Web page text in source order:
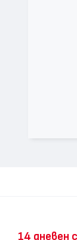
14 дневен